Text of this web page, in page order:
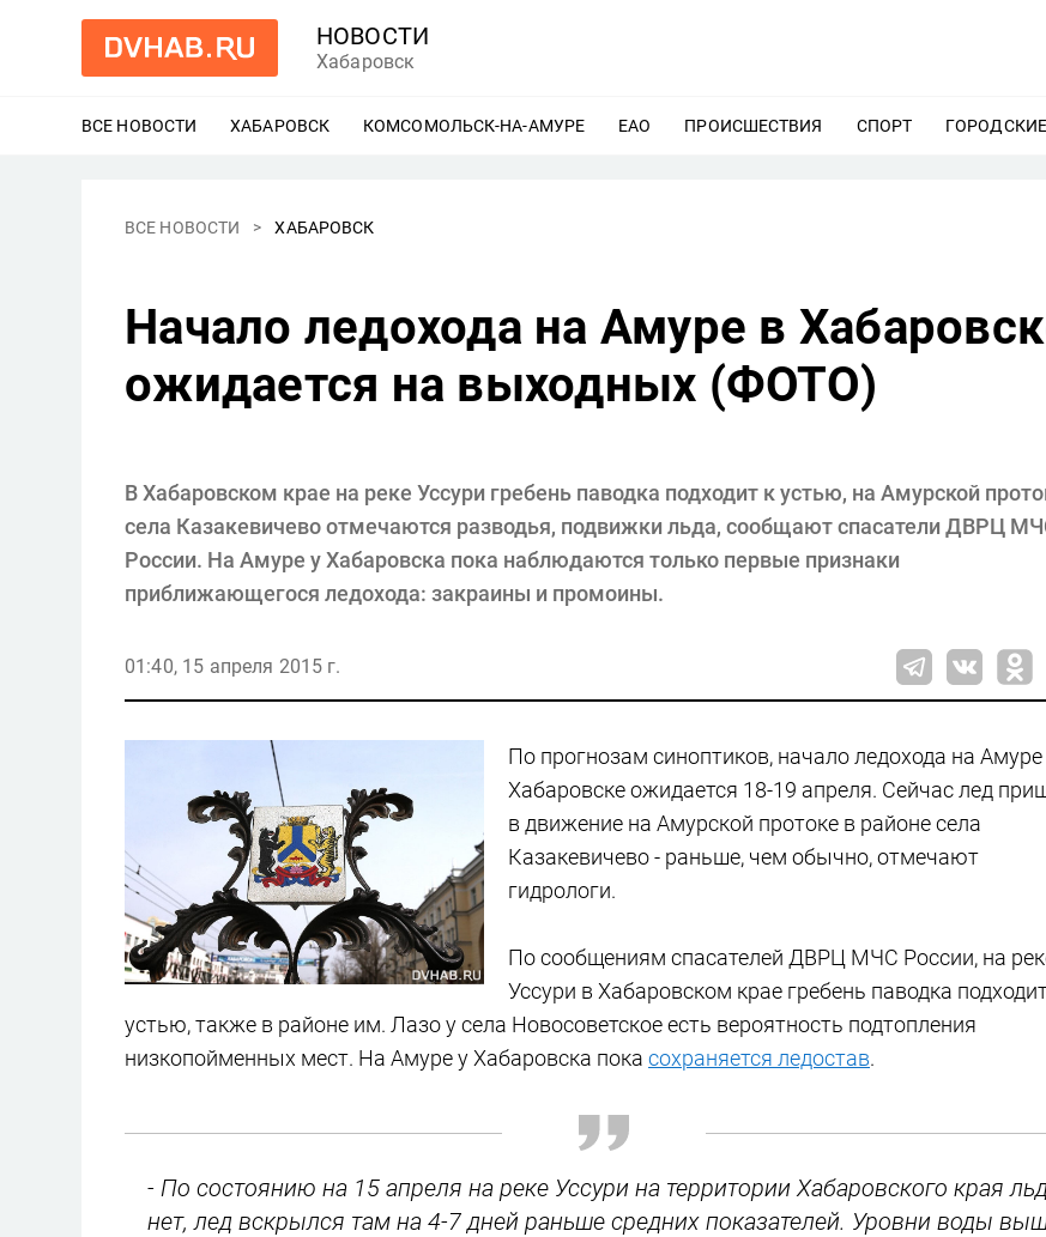
НОВОСТИ
Хабаровск
ВСЕ НОВОСТИ ХАБАРОВСК ЕЩЕ
КОМСОМОЛЬСК-НА-АМУРЕ ЕЩЕ
ЕАО ЕЩЕ
ПРОИСШЕСТВИЯ ЕЩЕ
СПОРТ ЕЩЕ
ВСЕ НОВОСТИ ХАБАРОВСК
Начало ледохода на Амуре в
ожидается на выходных (ФОТО)
В Хабаровском крае на реке Уссури гребень паводка подходит к устью, на Амурской
села Казакевичево отмечаются разводья, подвижки льда, сообщают спасатели ДВРЦ
России. На Амуре у Хабаровска пока наблюдаются только первые признаки
приближающегося ледохода: закраины и промоины.
01:40, 15 апреля 2015 г.
По прогнозам синоптиков, начало ледохода на Амуре
Хабаровске ожидается 18-19 апреля. Сейчас лед
в движение на Амурской протоке в районе села
Казакевичево - раньше, чем обычно, отмечают
гидрологи.
По сообщениям спасателей ДВРЦ МЧС России, на
Уссури в Хабаровском крае гребень паводка
устью, также в районе им. Лазо у села Новосоветское есть вероятность подтопления
низкопойменных мест. На Амуре у Хабаровска пока сохраняется ледостав.
- По состоянию на 15 апреля на реке Уссури на территории Хабаровского края
нет, лед вскрылся там на 4-7 дней раньше средних показателей. Уровни воды